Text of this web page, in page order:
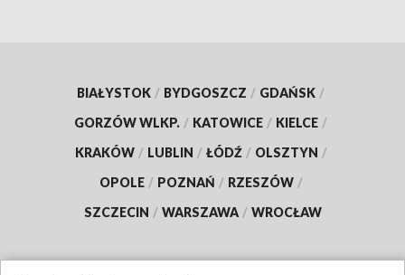
BIAŁYSTOK / BYDGOSZCZ / GDAŃSK /
GORZÓW WLKP. / KATOWICE / KIELCE /
KRAKÓW / LUBLIN / ŁÓDŹ / OLSZTYN /
OPOLE / POZNAŃ / RZESZÓW /
SZCZECIN / WARSZAWA / WROCŁAW